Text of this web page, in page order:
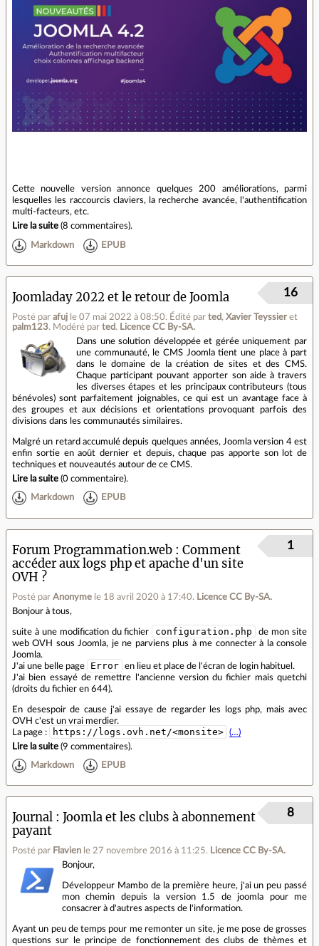
Cette nouvelle version annonce quelques 200 améliorations, parmi
lesquelles les raccourcis claviers, la recherche avancée, l'authentification
multi-facteurs, etc.
Lire la suite (8 commentaires).
Markdown EPUB
Joomladay 2022 et le retour de Joomla
Posté par afuj le 07 mai 2022 à 08:50. Édité par ted, Xavier Teyssier et
palm123. Modéré par ted. Licence CC By‑SA.
16
Dans une solution développée et gérée uniquement par
une communauté, le CMS Joomla tient une place à part
dans le domaine de la création de sites et des CMS.
Chaque participant pouvant apporter son aide à travers
les diverses étapes et les principaux contributeurs (tous
bénévoles) sont parfaitement joignables, ce qui est un avantage face à
des groupes et aux décisions et orientations provoquant parfois des
divisions dans les communautés similaires.
Malgré un retard accumulé depuis quelques années, Joomla version 4 est
enfin sortie en août dernier et depuis, chaque pas apporte son lot de
techniques et nouveautés autour de ce CMS.
Lire la suite (0 commentaire).
Markdown EPUB
Forum Programmation.web
Comment
accéder aux logs php et apache d'un site
OVH ?
Posté par Anonyme le 18 avril 2020 à 17:40. Licence CC By‑SA.
1
Bonjour à tous,
suite à une modification du fichier configuration.php
de mon site
web OVH sous Joomla, je ne parviens plus à me connecter à la console
Joomla.
J'ai une belle page
Error
en lieu et place de l'écran de login habituel.
J'ai bien essayé de remettre l'ancienne version du fichier mais quetchi
(droits du fichier en 644).
En desespoir de cause j'ai essaye de regarder les logs php, mais avec
OVH c'est un vrai merdier.
La page :
https://logs.ovh.net/<monsite>
(…)
Lire la suite (9 commentaires).
Markdown EPUB
Journal
Joomla et les clubs à abonnement
payant
Posté par Flavien le 27 novembre 2016 à 11:25. Licence CC By‑SA.
8
Bonjour,
Développeur Mambo de la première heure, j'ai un peu passé
mon chemin depuis la version 1.5 de joomla pour me
consacrer à d'autres aspects de l'information.
Ayant un peu de temps pour me remonter un site, je me pose de grosses
questions sur le principe de fonctionnement des clubs de thèmes et